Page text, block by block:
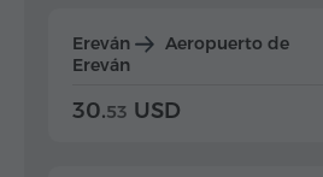
Ereván
Aeropuerto de
Ereván
30.53 USD